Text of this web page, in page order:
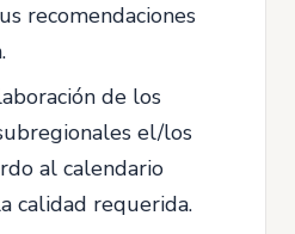
recomendaciones
de los
el/los
al calendario
calidad requerida.